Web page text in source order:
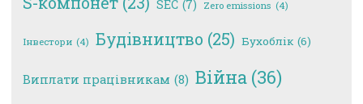
SEC (7) Zero emissions (4)
Інвестори (4) Будівництво (25) Бухоблік (6)
Виплати працівникам (8) Війна (36)